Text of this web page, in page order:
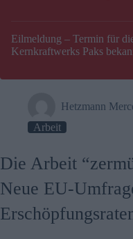
Eilmeldung – Termin für
Kernkraftwerks Paks
Hetzmann
Arbeit
Die Arbeit
Neue EU-